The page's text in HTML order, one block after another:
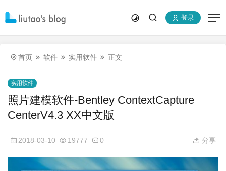
登录
首页 软件 实用软件 正文
实用软件
照片建模软件-Bentley ContextCapture
CenterV4.3 XX中文版
2018-03-10 19777 0 分享